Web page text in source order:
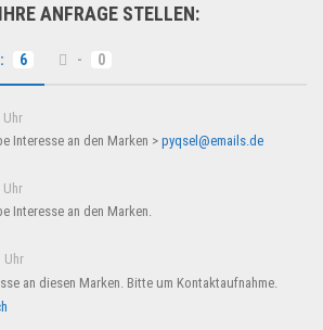
ANFRAGE STELLEN:
6 - 0
Interesse an den Marken > pyqsel@emails.de
Interesse an den Marken.
Uhr
an diesen Marken. Bitte um Kontaktaufnahme.